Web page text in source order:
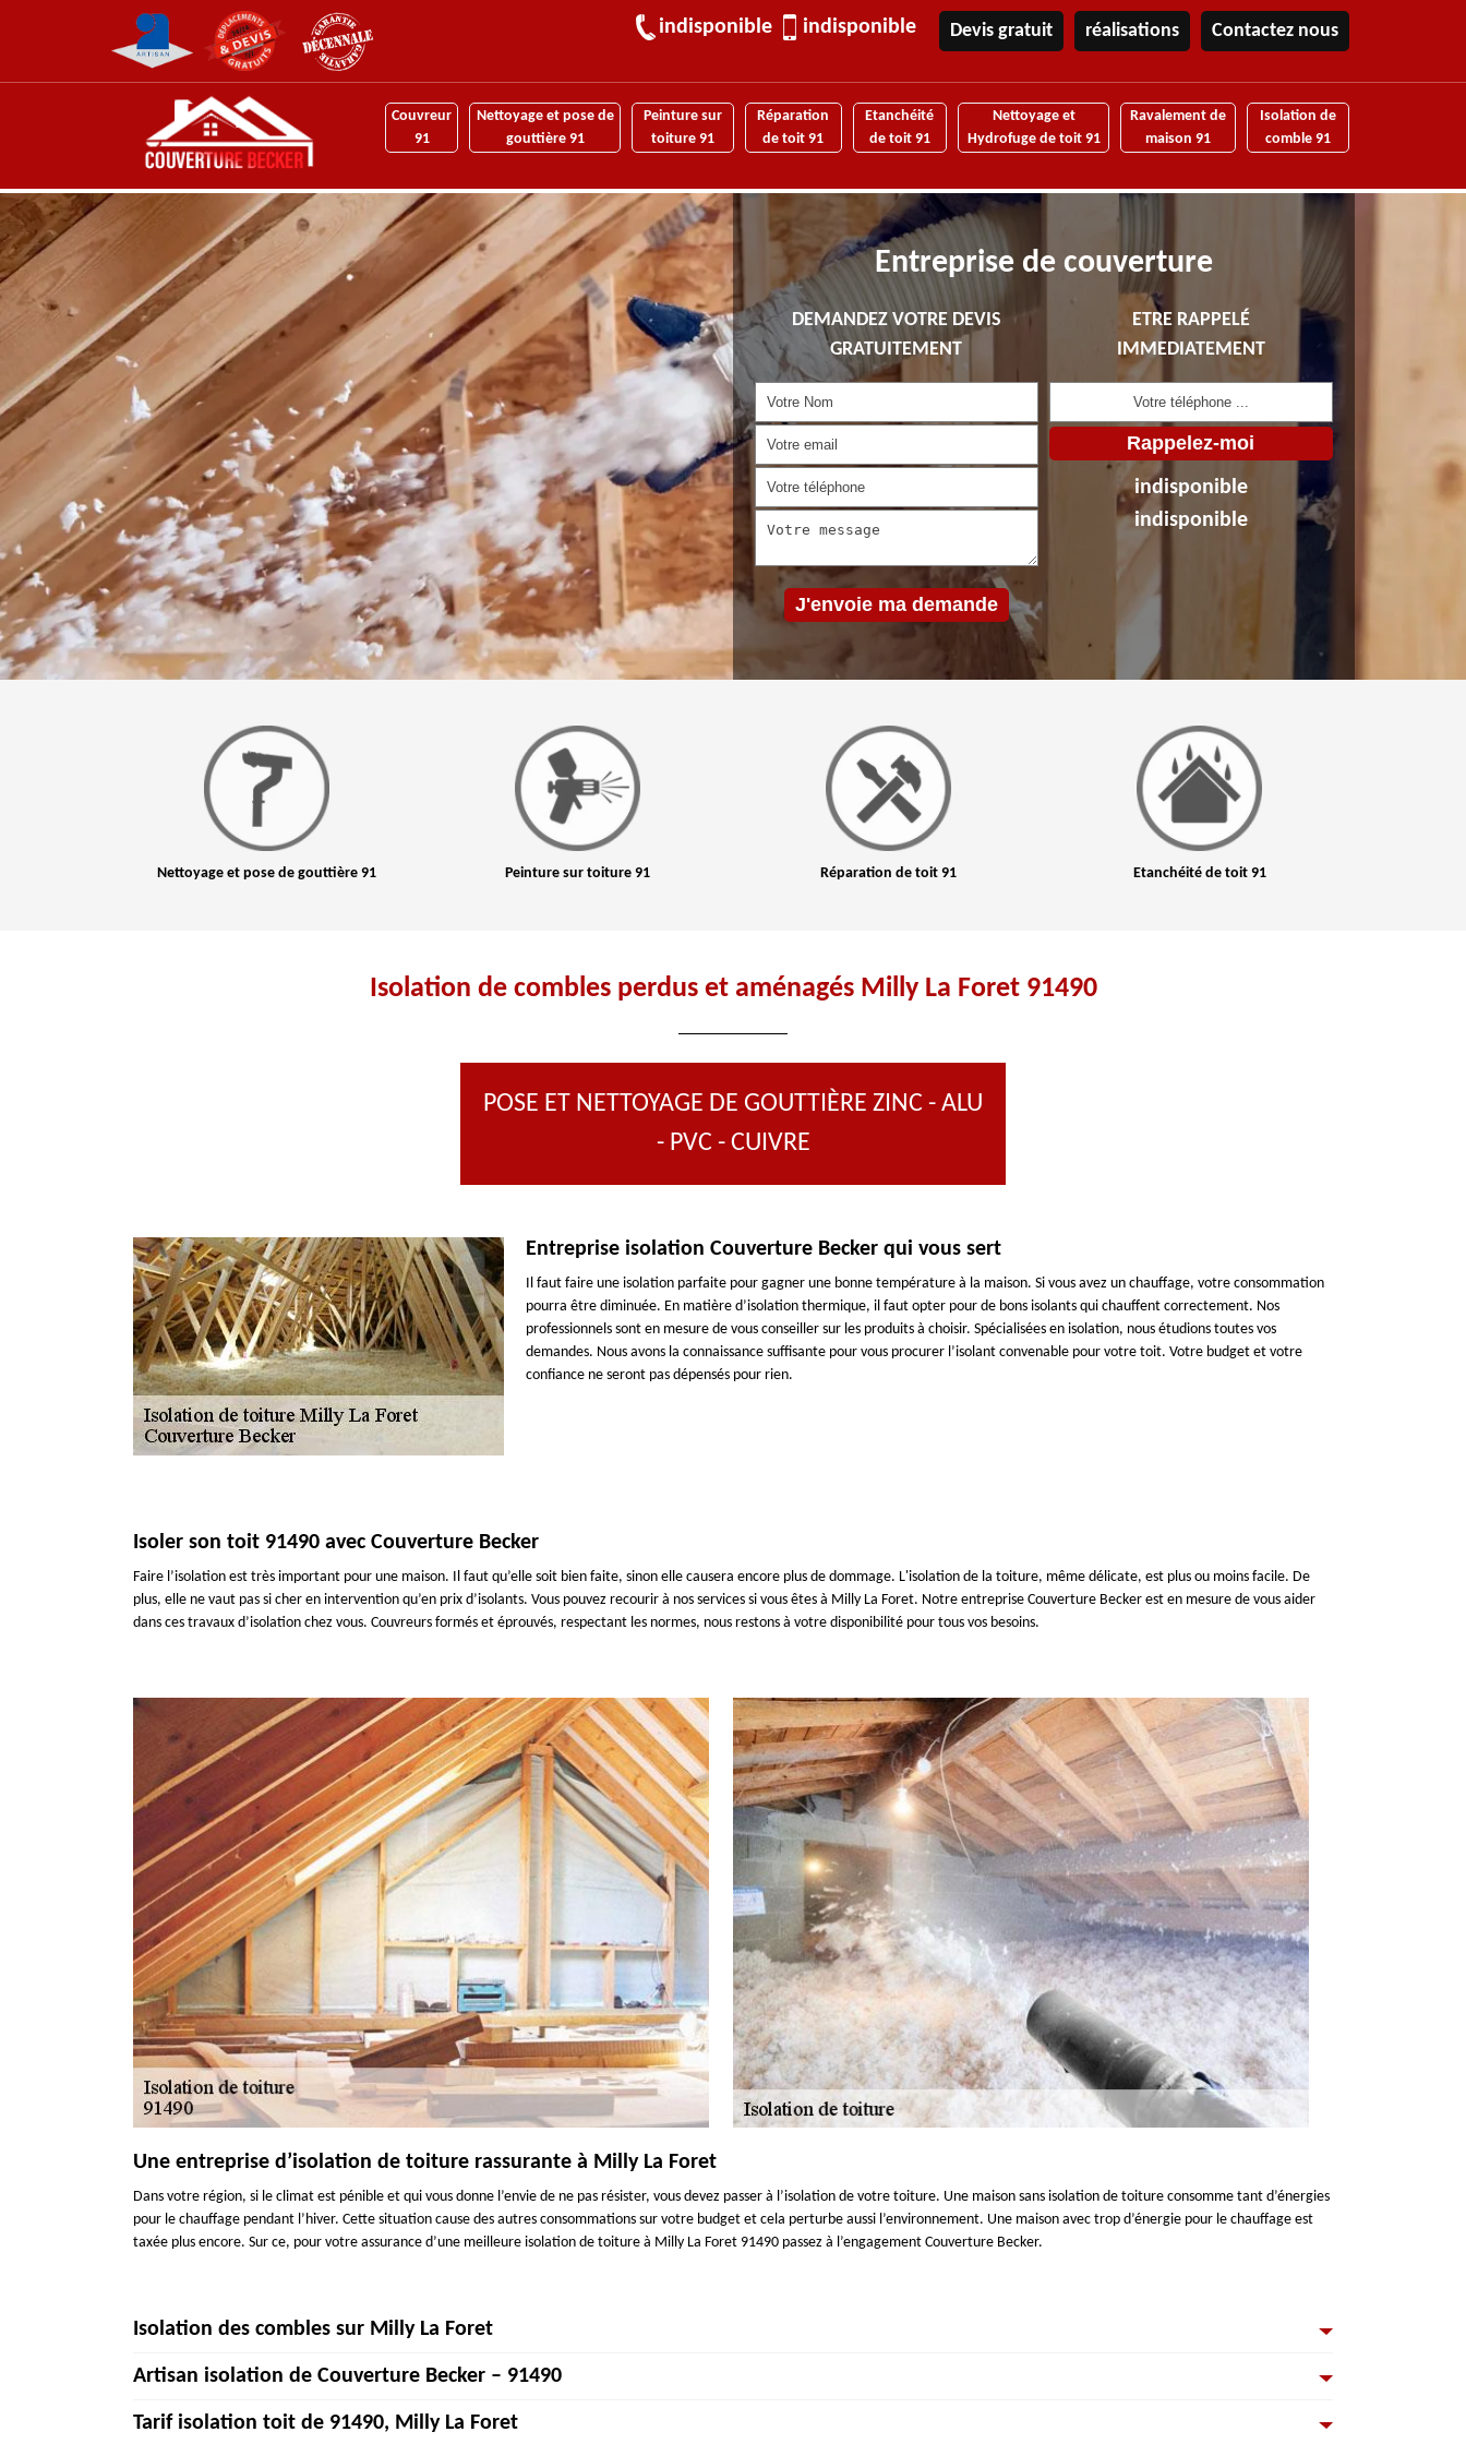
Devis gratuit réalisations Contactez nous
indisponible indisponible
Couvreur
91
Nettoyage et pose de
gouttière 91
Peinture sur
toiture 91
Réparation
de toit 91
Etanchéité
de toit 91
Nettoyage et
Hydrofuge de toit 91
Ravalement de
maison 91
Isolation de
comble 91
Entreprise de couverture
DEMANDEZ VOTRE DEVIS
GRATUITEMENT
ETRE RAPPELÉ
IMMEDIATEMENT
indisponible
indisponible
Nettoyage et pose de gouttière 91 Peinture sur toiture 91 Réparation de toit 91 Etanchéité de toit 91
Isolation de combles perdus et aménagés Milly La Foret 91490
POSE ET NETTOYAGE DE GOUTTIÈRE ZINC - ALU
- PVC - CUIVRE
Entreprise isolation Couverture Becker qui vous sert
Il faut faire une isolation parfaite pour gagner une bonne température à la maison. Si vous avez un chauffage, votre consommation
pourra être diminuée. En matière d’isolation thermique, il faut opter pour de bons isolants qui chauffent correctement. Nos
professionnels sont en mesure de vous conseiller sur les produits à choisir. Spécialisées en isolation, nous étudions toutes vos
demandes. Nous avons la connaissance suffisante pour vous procurer l’isolant convenable pour votre toit. Votre budget et votre
confiance ne seront pas dépensés pour rien.
Isoler son toit 91490 avec Couverture Becker
Faire l’isolation est très important pour une maison. Il faut qu’elle soit bien faite, sinon elle causera encore plus de dommage. L'isolation de la toiture, même délicate, est plus ou moins facile. De
plus, elle ne vaut pas si cher en intervention qu’en prix d’isolants. Vous pouvez recourir à nos services si vous êtes à Milly La Foret. Notre entreprise Couverture Becker est en mesure de vous aider
dans ces travaux d’isolation chez vous. Couvreurs formés et éprouvés, respectant les normes, nous restons à votre disponibilité pour tous vos besoins.
Une entreprise d’isolation de toiture rassurante à Milly La Foret
Dans votre région, si le climat est pénible et qui vous donne l’envie de ne pas résister, vous devez passer à l’isolation de votre toiture. Une maison sans isolation de toiture consomme tant d’énergies
pour le chauffage pendant l’hiver. Cette situation cause des autres consommations sur votre budget et cela perturbe aussi l’environnement. Une maison avec trop d’énergie pour le chauffage est
taxée plus encore. Sur ce, pour votre assurance d’une meilleure isolation de toiture à Milly La Foret 91490 passez à l’engagement Couverture Becker.
Isolation des combles sur Milly La Foret
Faire isoler les combles est une solution qui permet de conserver la fraîcheur dans votre maison surtout en été. C’est aussi un moyen recommandé pour diminuer la consommation en chauffage.
supérieure. De notre mieux, nous vous procurons une isolation parfaite de votre grenier. Nous voulons votre satisfaction à chaque intervention à faire, car c’est la priorité dans notre métier.
Artisan isolation de Couverture Becker – 91490
Le prix des travaux d’isolation varie suivant le type d’isolant et la toiture. Le montant de l’isolation des combles est déterminé en fonction du projet de chacun. Demander un devis est nécessaire
Tarif isolation toit de 91490, Milly La Foret